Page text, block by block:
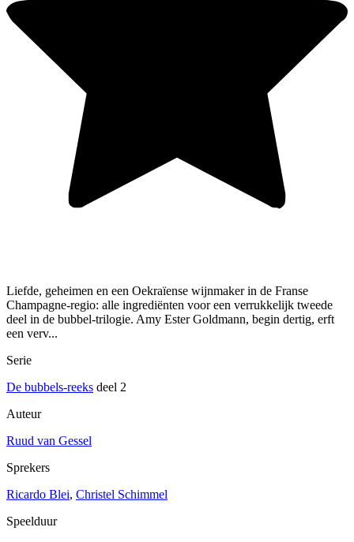
Liefde, geheimen en een Oekraïense wijnmaker in de Franse
Champagne-regio: alle ingrediënten voor een verrukkelijk tweede
deel in de bubbel-trilogie. Amy Ester Goldmann, begin dertig, erft
een verv...
Serie
De bubbels-reeks deel 2
Auteur
Ruud van Gessel
Sprekers
Ricardo Blei, Christel Schimmel
Speelduur